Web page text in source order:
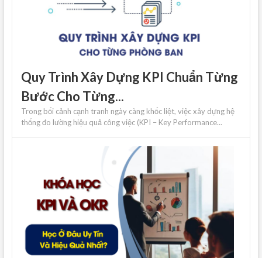
Quy Trình Xây Dựng KPI Chuẩn Từng
Bước Cho Từng...
Trong bối cảnh cạnh tranh ngày càng khốc liệt, việc xây dựng hệ
thống đo lường hiệu quả công việc (KPI – Key Performance...